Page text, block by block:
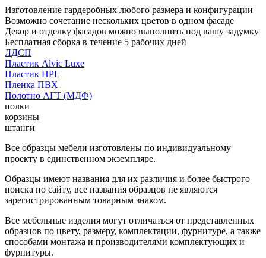
Изготовление гардеробных любого размера и конфигурации
Возможно сочетание нескольких цветов в одном фасаде
Декор и отделку фасадов можно выполнить под вашу задумку
Бесплатная сборка в течение 5 рабочих дней
ЛДСП
Пластик Alvic Luxe
Пластик HPL
Пленка ПВХ
Полотно АГТ (МДФ)
полки
корзины
штанги
Все образцы мебели изготовлены по индивидуальному
проекту в единственном экземпляре.
Образцы имеют названия для их различия и более быстрого
поиска по сайту, все названия образцов не являются
зарегистрированным товарным знаком.
Все мебельные изделия могут отличаться от представленных
образцов по цвету, размеру, комплектации, фурнитуре, а также
способами монтажа и производителями комплектующих и
фурнитуры.